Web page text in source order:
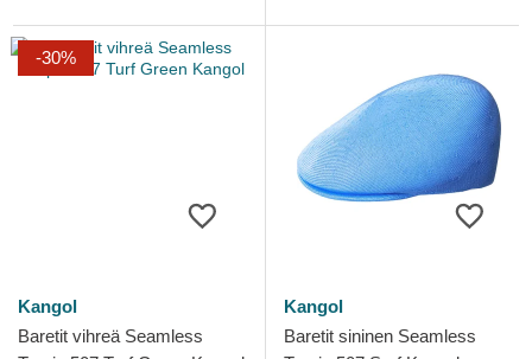
-30%
Kangol
Baretit vihreä Seamless
Kangol
Baretit sininen Seamless